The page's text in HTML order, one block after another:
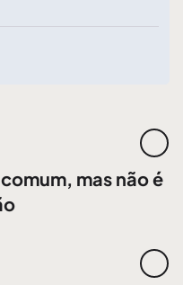
mas não é